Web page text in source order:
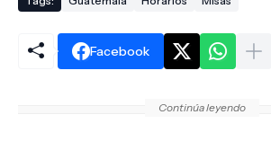
Facebook
Continúa leyendo